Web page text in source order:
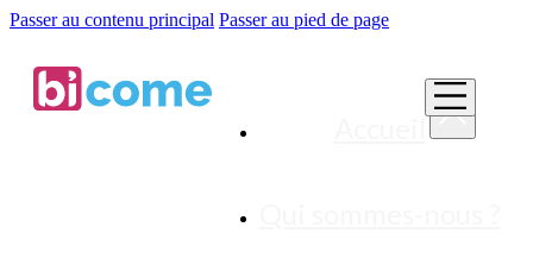
Passer au contenu principal Passer au pied de page